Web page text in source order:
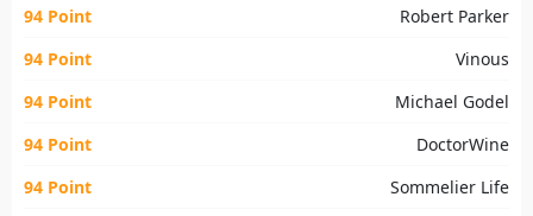
94 Point
Robert Parker
94 Point
Vinous
94 Point
Michael Godel
94 Point
DoctorWine
94 Point
Sommelier Life